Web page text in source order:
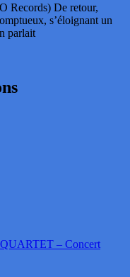
Records) De retour,
s’éloignant un
parlait
– Concert